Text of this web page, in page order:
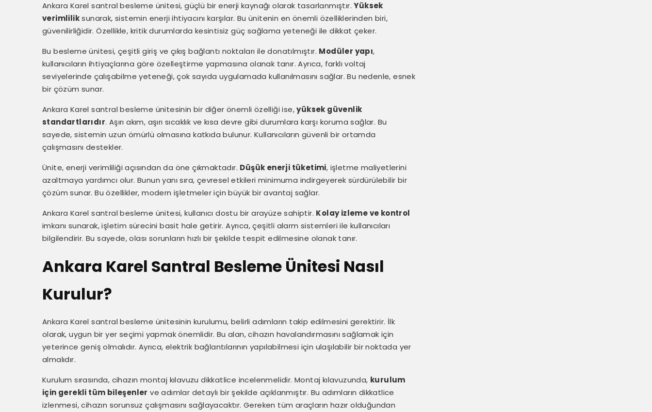
Ankara Karel santral besleme ünitesi, güçlü bir enerji kaynağı olarak tasarlanmıştır.Yüksek
verimliliksunarak, sistemin enerji ihtiyacını karşılar. Bu ünitenin en önemli özelliklerinden biri,
güvenilirliğidir. Özellikle, kritik durumlarda kesintisiz güç sağlama yeteneği ile dikkat çeker.
Bu besleme ünitesi, çeşitli giriş ve çıkış bağlantı noktaları ile donatılmıştır. Modüler yapı,
kullanıcıların ihtiyaçlarına göre özelleştirme yapmasına olanak tanır. Ayrıca, farklı voltaj
seviyelerinde çalışabilme yeteneği, çok sayıda uygulamada kullanılmasını sağlar. Bu nedenle, esnek
bir çözüm sunar.
Ankara Karel santral besleme ünitesinin bir diğer önemli özelliği ise,yüksek güvenlik
standartlarıdır. Aşırı akım, aşırı sıcaklık ve kısa devre gibi durumlara karşı koruma sağlar. Bu
sayede, sistemin uzun ömürlü olmasına katkıda bulunur. Kullanıcıların güvenli bir ortamda
çalışmasını destekler.
Ünite, enerji verimliliği açısından da öne çıkmaktadır. Düşük enerji tüketimi, işletme maliyetlerini
azaltmaya yardımcı olur. Bunun yanı sıra, çevresel etkileri minimuma indirgeyerek sürdürülebilir bir
çözüm sunar. Bu özellikler, modern işletmeler için büyük bir avantaj sağlar.
Ankara Karel santral besleme ünitesi, kullanıcı dostu bir arayüze sahiptir. Kolay izleme ve kontrol
imkanı sunarak, işletim sürecini basit hale getirir. Ayrıca, çeşitli alarm sistemleri ile kullanıcıları
bilgilendirir. Bu sayede, olası sorunların hızlı bir şekilde tespit edilmesine olanak tanır.
Ankara Karel Santral Besleme Ünitesi Nasıl
Kurulur?
Ankara Karel santral besleme ünitesinin kurulumu, belirli adımların takip edilmesini gerektirir. İlk
olarak, uygun bir yer seçimi yapmak önemlidir. Bu alan, cihazın havalandırmasını sağlamak için
yeterince geniş olmalıdır. Ayrıca, elektrik bağlantılarının yapılabilmesi için ulaşılabilir bir noktada yer
almalıdır.
Kurulum sırasında, cihazın montaj kılavuzu dikkatlice incelenmelidir. Montaj kılavuzunda, kurulum
için gerekli tüm bileşenler ve adımlar detaylı bir şekilde açıklanmıştır. Bu adımların dikkatlice
izlenmesi, cihazın sorunsuz çalışmasını sağlayacaktır. Gereken tüm araçların hazır olduğundan